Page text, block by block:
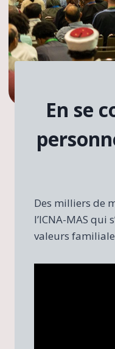
En se
Des milliers de
l’ICNA-MAS qui
valeurs